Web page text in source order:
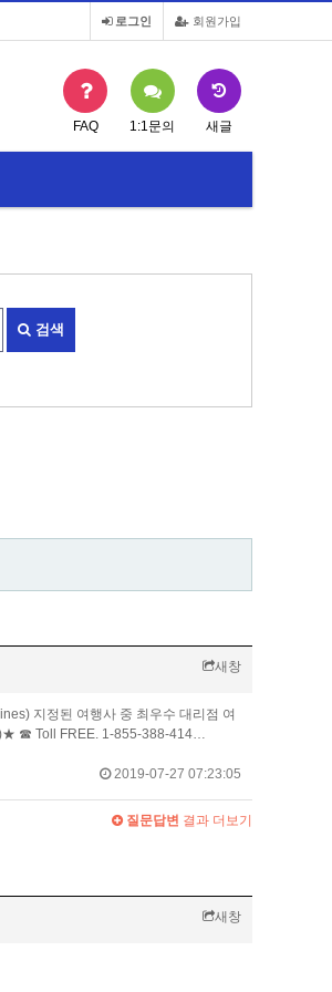
회원가입
로그인
FAQ 1:1문의 새글
검색
새창
지정된 여행사 중 최우수 대리점 여
☎ Toll FREE. 1-855-388-414…
2019-07-27 07:23:05
질문답변 결과 더보기
새창